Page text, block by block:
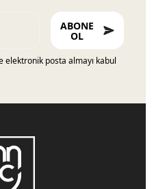
ABONE
OL
elektronik posta almayı kabul